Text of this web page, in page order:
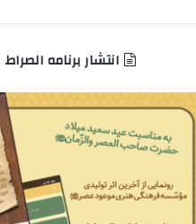
انتشار برنامه الصراط